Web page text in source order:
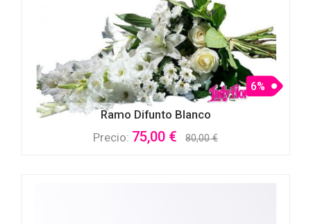
Ramo Difunto Blanco
6%
Precio: 75,00 € 80,00 €